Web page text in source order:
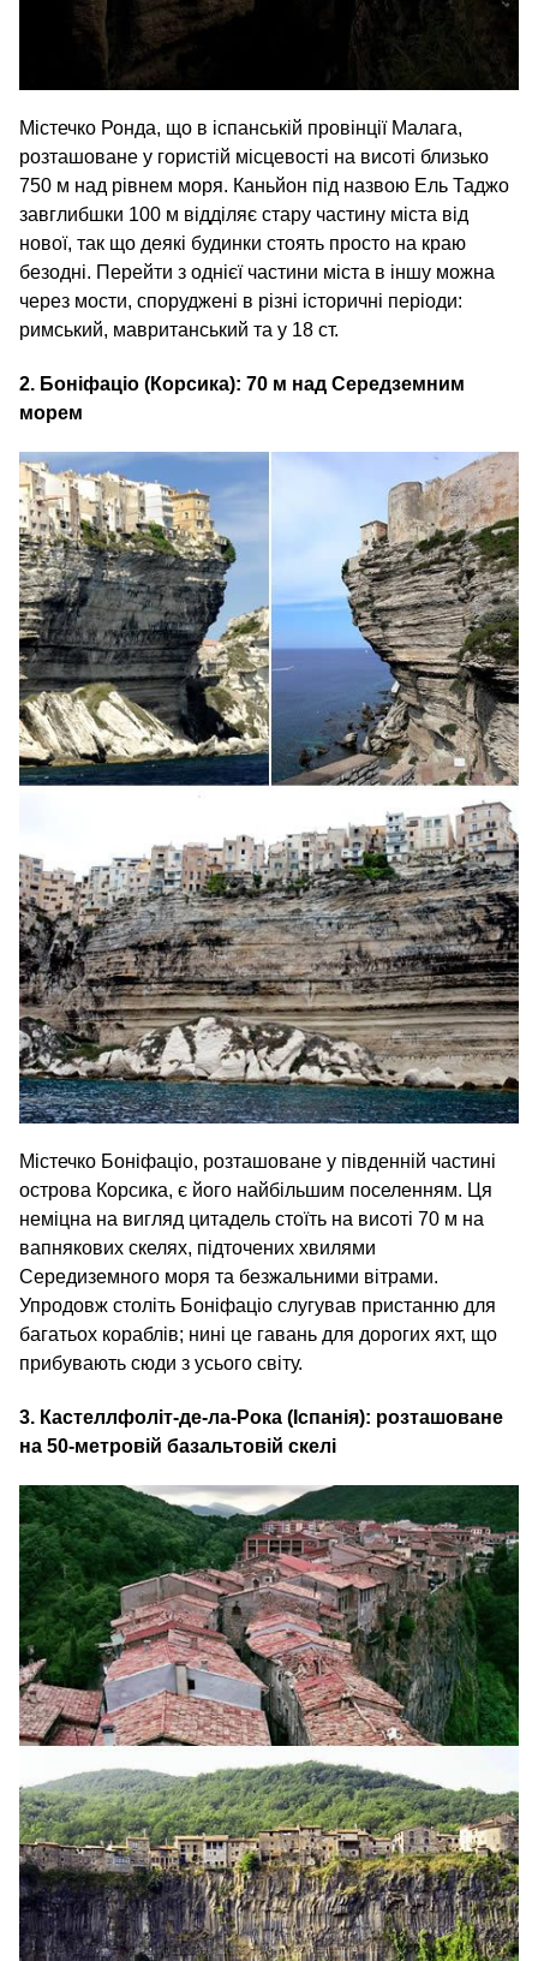
Містечко Ронда, що в іспанській провінції Малага,
розташоване у гористій місцевості на висоті близько
750 м над рівнем моря. Каньйон під назвою Ель Таджо
завглибшки 100 м відділяє стару частину міста від
нової, так що деякі будинки стоять просто на краю
безодні. Перейти з однієї частини міста в іншу можна
через мости, споруджені в різні історичні періоди:
римський, мавританський та у 18 ст.
2. Боніфаціо (Корсика): 70 м над Середземним
морем
Містечко Боніфаціо, розташоване у південній частині
острова Корсика, є його найбільшим поселенням. Ця
неміцна на вигляд цитадель стоїть на висоті 70 м на
вапнякових скелях, підточених хвилями
Середиземного моря та безжальними вітрами.
Упродовж століть Боніфаціо слугував пристанню для
багатьох кораблів; нині це гавань для дорогих яхт, що
прибувають сюди з усього світу.
3. Кастеллфоліт-де-ла-Рока (Іспанія): розташоване
на 50-метровій базальтовій скелі